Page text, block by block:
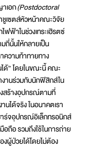
เอก(Postdoctoral
ชูเซตส์หัวหน้าคณะวิจัย
ฟฟ้าในช่วงเทระเฮิรตซ์
ถี่นั้นให้กลายเป็น
ความท้าทายทาง
ด้” โดยในขณะนี้ คณะ
านร่วมกับนักฟิสิกส์ใน
สร้างอุปกรณ์ตามที่
นได้จริง ในอนาคตเรา
จอุปกรณ์อิเล็กทรอนิกส์
ถือ รวมถึงใช้ในการถ่าย
ผู้ป่วยได้โดยไม่ต้อง